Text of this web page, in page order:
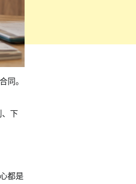
同。
下
都是